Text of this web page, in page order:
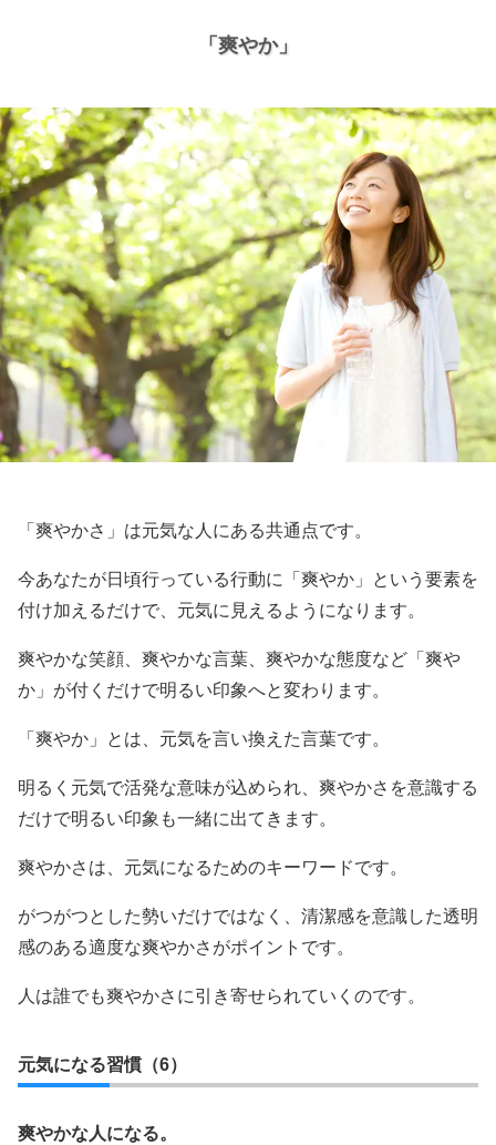
「爽やか」
「爽やかさ」は元気な人にある共通点です。
今あなたが日頃行っている行動に「爽やか」という要素を
付け加えるだけで、元気に見えるようになります。
爽やかな笑顔、爽やかな言葉、爽やかな態度など「爽や
か」が付くだけで明るい印象へと変わります。
「爽やか」とは、元気を言い換えた言葉です。
明るく元気で活発な意味が込められ、爽やかさを意識する
だけで明るい印象も一緒に出てきます。
爽やかさは、元気になるためのキーワードです。
がつがつとした勢いだけではなく、清潔感を意識した透明
感のある適度な爽やかさがポイントです。
人は誰でも爽やかさに引き寄せられていくのです。
元気になる習慣（6）
爽やかな人になる。